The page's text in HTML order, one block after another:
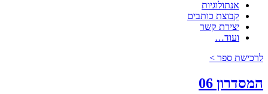
אנתולוגיות
קבוצת כותבים
יצירת קשר
ועוד…
לרכישת ספר >
המסדרון 06